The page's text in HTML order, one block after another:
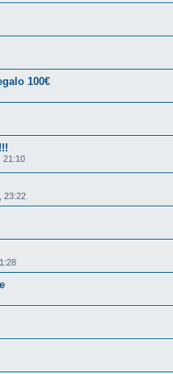
100€
21:10
23:22